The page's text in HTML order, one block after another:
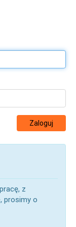
Zaloguj
z
prosimy o